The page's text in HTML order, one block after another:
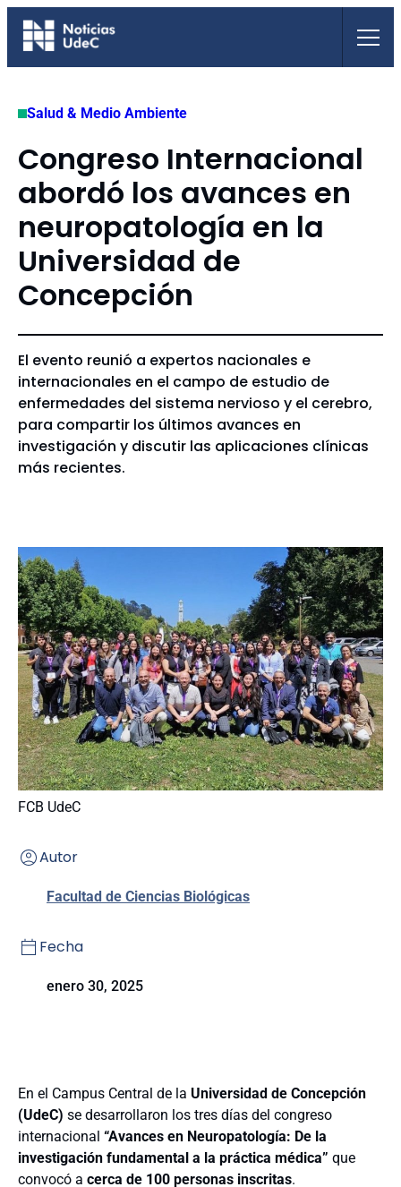
Saltar
Salud & Medio Ambiente
Congreso Internacional
abordó los avances en
neuropatología en la
Universidad de
Concepción
El evento reunió a expertos nacionales e
internacionales en el campo de estudio de
enfermedades del sistema nervioso y el cerebro,
para compartir los últimos avances en
investigación y discutir las aplicaciones clínicas
más recientes.
FCB UdeC
Autor
Facultad de Ciencias Biológicas
Fecha
enero 30, 2025
En el Campus Central de la Universidad de Concepción
(UdeC) se desarrollaron los tres días del congreso
internacional “Avances en Neuropatología: De la
investigación fundamental a la práctica médica” que
convocó a cerca de 100 personas inscritas.